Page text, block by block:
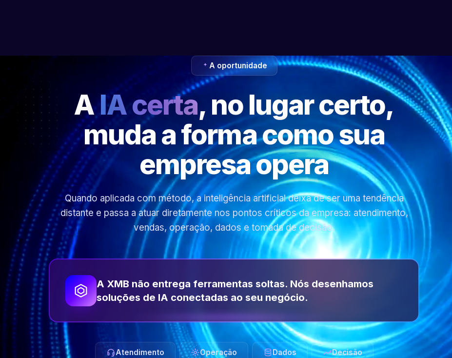
A oportunidade
AIA certa, no lugar certo,
muda a forma como sua
empresa opera
Quando aplicada com método, a inteligência artificial deixa de ser uma tendência
distante e passa a atuar diretamente nos pontos críticos da empresa: atendimento,
vendas, operação, dados e tomada de decisão.
A XMB não entrega ferramentas soltas. Nós desenhamos
soluções de IA conectadas ao seu negócio.
Atendimento Operação Dados Decisão